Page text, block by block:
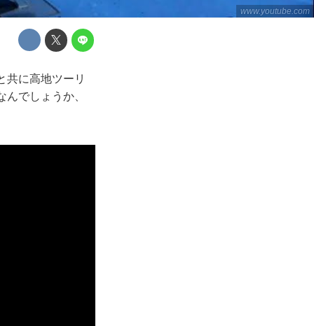
www.youtube.com
共に高地ツーリ
でしょうか、